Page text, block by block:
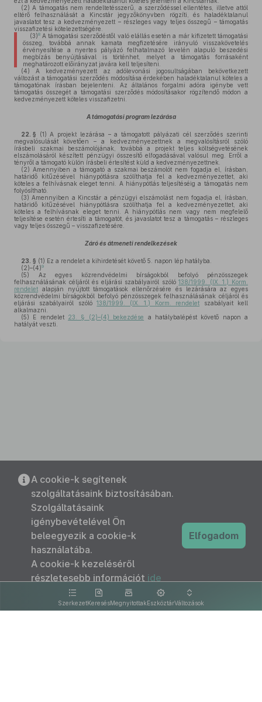
(2) A támogatás nem rendeltetésszerű, a szerződéssel ellentétes, illetve attól
eltérő felhasználását a Kincstár jegyzőkönyvben rögzíti, és haladéktalanul
javaslatot tesz a kedvezményezett – részleges vagy teljes összegű – támogatás
visszafizetési kötelezettségére.
(3)8A támogatási szerződéstől való elállás esetén a már kifizetett támogatási
összeg, továbbá annak kamata megfizetésére irányuló visszakövetelés
érvényesítése a nyertes pályázó felhatalmazó levelén alapuló beszedési
megbízás benyújtásával is történhet, melyet a támogatás forrásaként
meghatározott előirányzat javára kell teljesíteni.
(4) A kedvezményezett az adólevonási jogosultságában bekövetkezett
változást a támogatási szerződés módosítása érdekében haladéktalanul köteles a
támogatónak írásban bejelenteni. Az általános forgalmi adóra igénybe vett
támogatás összegét a támogatási szerződés módosításakor rögzítendő módon a
kedvezményezett köteles visszafizetni.
A támogatási program lezárása
22. § (1) A projekt lezárása – a támogatott pályázati cél szerződés szerinti
megvalósulását követően – a kedvezményezettnek a megvalósításról szóló
írásbeli szakmai beszámolójának, továbbá a projekt teljes költségvetésének
elszámolásáról készített pénzügyi összesítő elfogadásával valósul meg. Erről a
tényről a támogató külön írásbeli értesítést küld a kedvezményezettnek.
(2) Amennyiben a támogató a szakmai beszámolót nem fogadja el, írásban,
határidő kitűzésével hiánypótlásra szólíthatja fel a kedvezményezettet, aki
köteles a felhívásnak eleget tenni. A hiánypótlás teljesítéséig a támogatás nem
folyósítható.
(3) Amennyiben a Kincstár a pénzügyi elszámolást nem fogadja el, írásban,
határidő kitűzésével hiánypótlásra szólíthatja fel a kedvezményezettet, aki
köteles a felhívásnak eleget tenni. A hiánypótlás nem vagy nem megfelelő
teljesítése esetén értesíti a támogatót, és javaslatot tesz a támogatás – részleges
vagy teljes összegű – visszafizetésére.
Záró és átmeneti rendelkezések
23. § (1) Ez a rendelet a kihirdetését követő 5. napon lép hatályba.
(2)–(4)9
(5) Az egyes közrendvédelmi bírságokból befolyó pénzösszegek
felhasználásának céljáról és eljárási szabályairól szóló138/1999. (IX. 1.) Korm.
rendelet alapján nyújtott támogatások ellenőrzésére és lezárására az egyes
közrendvédelmi bírságokból befolyó pénzösszegek felhasználásának céljáról és
eljárási szabályairól szóló138/1999. (IX. 1.) Korm. rendelet szabályait kell
alkalmazni.
(5) E rendelet 23. § (2)–(4) bekezdése a hatálybalépést követő napon a
hatályát veszti.
SzerkezetKeresésMegnyitottakEszköztárVáltozások
A cookie-k segítenek
szolgáltatásaink biztosításában.
Szolgáltatásaink
igénybevételével Ön
beleegyezik a cookie-k
használatába.
A cookie-k kezeléséről
részletesebb információt ide
kattintva olvashat.
Elfogadom